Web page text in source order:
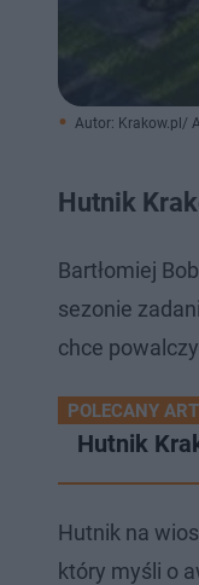
Autor: Krakow.pl/
Hutnik
Bartłomiej
sezonie
chce
POLECANY
Hutnik
Hutnik na
który myśli o